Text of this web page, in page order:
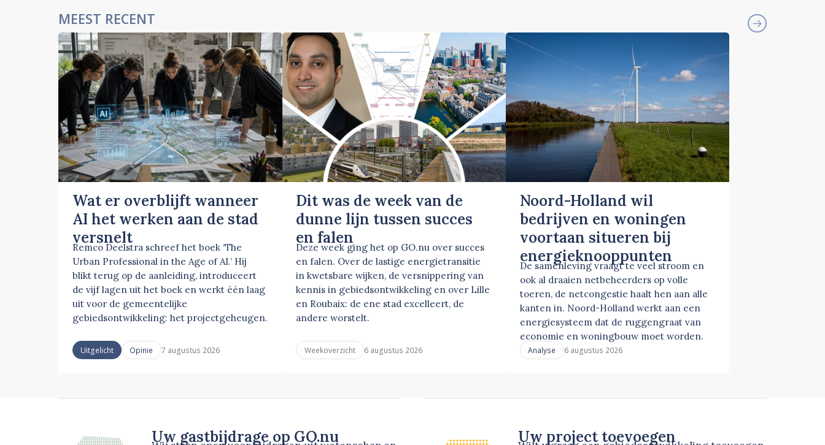
MEEST RECENT
Wat er overblijft wanneer
AI het werken aan de stad
versnelt
Remco Deelstra schreef het boek ‘The
Urban Professional in the Age of AI.’ Hij
blikt terug op de aanleiding, introduceert
de vijf lagen uit het boek en werkt één laag
uit voor de gemeentelijke
gebiedsontwikkeling: het projectgeheugen.
Uitgelicht Opinie 7 augustus 2026
Dit was de week van de
dunne lijn tussen succes
en falen
Deze week ging het op GO.nu over succes
en falen. Over de lastige energietransitie
in kwetsbare wijken, de versnippering van
kennis in gebiedsontwikkeling en over Lille
en Roubaix: de ene stad excelleert, de
andere worstelt.
Weekoverzicht 6 augustus 2026
Noord-Holland wil
bedrijven en woningen
voortaan situeren bij
energieknooppunten
De samenleving vraagt te veel stroom en
ook al draaien netbeheerders op volle
toeren, de netcongestie haalt hen aan alle
kanten in. Noord-Holland werkt aan een
energiesysteem dat de ruggengraat van
economie en woningbouw moet worden.
Analyse 6 augustus 2026
Uw gastbijdrage op GO.nu Uw project toevoegen